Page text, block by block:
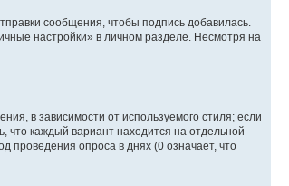
сообщения, чтобы подпись добавилась.
настройки» в личном разделе. Несмотря на
в зависимости от используемого стиля; если
что каждый вариант находится на отдельной
проведения опроса в днях (0 означает, что